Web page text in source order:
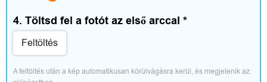
z
í
t
4. Töltsd fel a fotót az első arccal *
Feltöltés
A feltöltés után a kép automatikusan körülvágásra kerül, és megjelenik az